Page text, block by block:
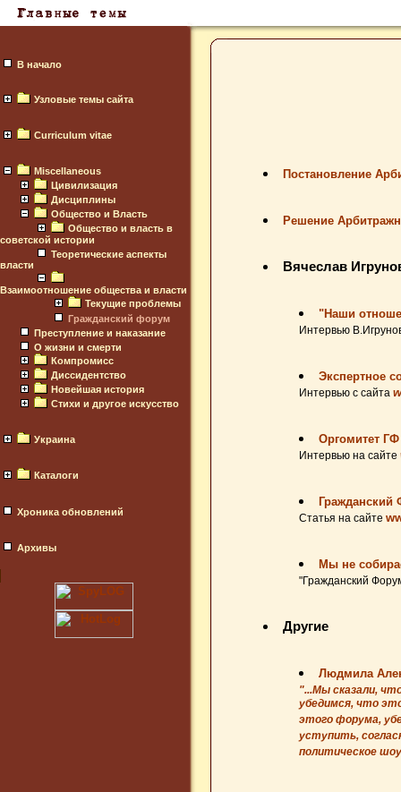
В начало
Узловые темы сайта
Curriculum vitae
Miscellaneous
Цивилизация
Дисциплины
Общество и Власть
Общество и власть в
советской истории
Теоретические аспекты
власти
Взаимоотношение общества и власти
Текущие проблемы
Гражданский форум
Преступление и наказание
О жизни и смерти
Компромисс
Диссидентство
Новейшая история
Стихи и другое искусство
Украина
Каталоги
Хроника обновлений
Архивы
Постановление
Решение
Вячеслав
"Наши
Интервью
Экспертное
Интервью с сайта
Оргомитет
Интервью на сайте
Статья на сайте
Мы не
"Гражданский
Другие
Людмила
"...Мы сказали,
убедимся, что
этого форума,
уступить,
политическое